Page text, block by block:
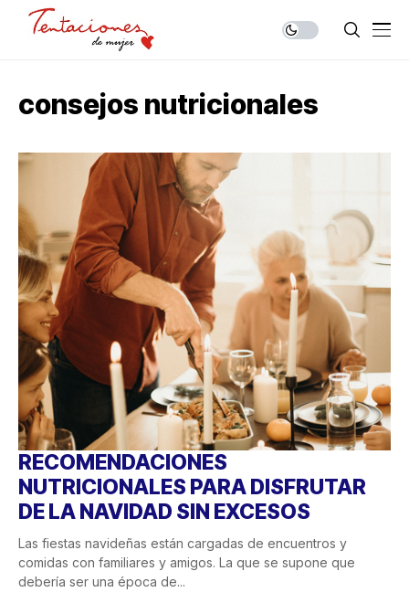
consejos nutricionales
RECOMENDACIONES
NUTRICIONALES PARA DISFRUTAR
DE LA NAVIDAD SIN EXCESOS
Las fiestas navideñas están cargadas de encuentros y
comidas con familiares y amigos. La que se supone que
debería ser una época de...